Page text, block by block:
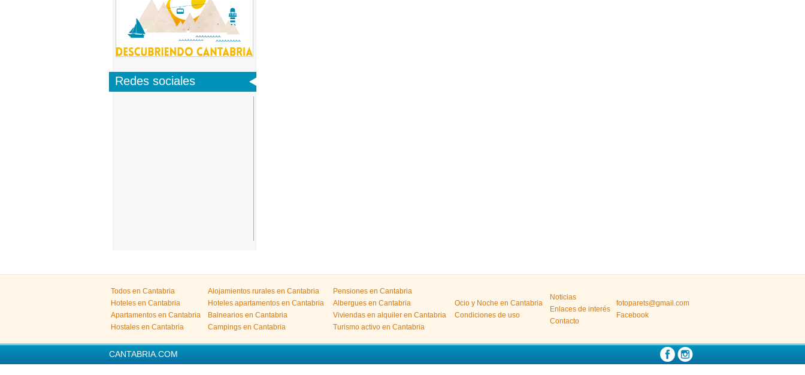
Redes sociales
Todos en Cantabria
Hoteles en Cantabria
Apartamentos en Cantabria
Hostales en Cantabria
Alojamientos rurales en Cantabria
Hoteles apartamentos en Cantabria
Balnearios en Cantabria
Campings en Cantabria
Pensiones en Cantabria
Albergues en Cantabria
Viviendas en alquiler en Cantabria
Turismo activo en Cantabria
Ocio y Noche en Cantabria
Condiciones de uso
Noticias
Enlaces de interés
Contacto
fotoparets@gmail.com
Facebook
CANTABRIA.COM